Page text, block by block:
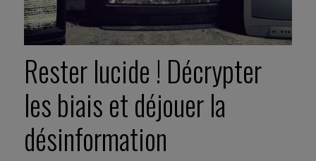
Rester lucide ! Décrypter
les biais et déjouer la
désinformation